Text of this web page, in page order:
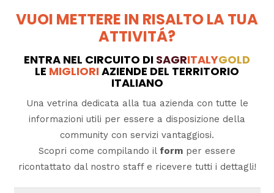
VUOI METTERE IN RISALTO LA TUA
ATTIVITÁ?
ENTRA NEL CIRCUITO DI SAGRITALYGOLD
LE MIGLIORIAZIENDE DEL TERRITORIO
ITALIANO
Una vetrina dedicata alla tua azienda con tutte le
informazioni utili per essere a disposizione della
community con servizi vantaggiosi.
Scopri come compilando il form per essere
ricontattato dal nostro staff e ricevere tutti i dettagli!